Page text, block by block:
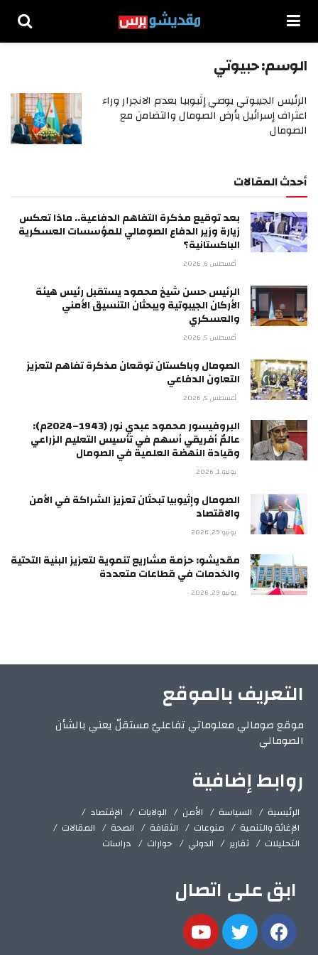
الوسم:حبيوتي
الرئيس الجيبوتي يوصي إثيوبيا بعدم الانجرار وراء
اعتراف إسرائيل بأرض الصومال والتضامن مع
الصومال
أحدث المقالات
بعد توقيع مذكرة التفاهم الدفاعية.. ماذا تعكس
زيارة وزير الدفاع الصومالي للمؤسسات العسكرية
الباكستانية؟
أغسطس 6, 2026
الرئيس حسن شيخ محمود يستقبل رئيس هيئة
الأركان الجيبوتية ويبحثان التنسيق الأمني
والعسكري
أغسطس 5, 2026
الصومال وباكستان توقعان مذكرة تفاهم لتعزيز
التعاون الدفاعي
أغسطس 5, 2026
البروفيسور محمود عبدي نور (1943–2024م):
عالمٌ أفريقي أسهم في تأسيس التعليم الزراعي
وقيادة النهضة العلمية في الصومال
يوليو 1, 2026
الصومال وإثيوبيا تبحثان تعزيز الشراكة في الأمن
والاقتصاد
يونيو 29, 2026
مقديشو: حزمة مشاريع تنموية لتعزيز البنية التحتية
والخدمات في قطاعات متعددة
يونيو 29, 2026
التعريف بالموقع
موقع صومالي معلوماتي تفاعليّ مستقلّ يعني بالشأن
الصومالي
روابط إضافية
الرئيسية السياسة الأمن الولايات
الإقتصاد
الإغاثة والتنمية
منوعات الثقافة الصحة
المقالات
التحليلات
تقارير الدولي حوارات دراسات
ابق على اتصال